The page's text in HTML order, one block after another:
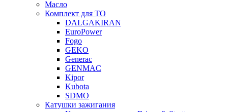
Масло
Комплект для ТО
DALGAKIRAN
EuroPower
Fogo
GEKO
Generac
GENMAC
Kipor
Kubota
SDMO
Катушки зажигания